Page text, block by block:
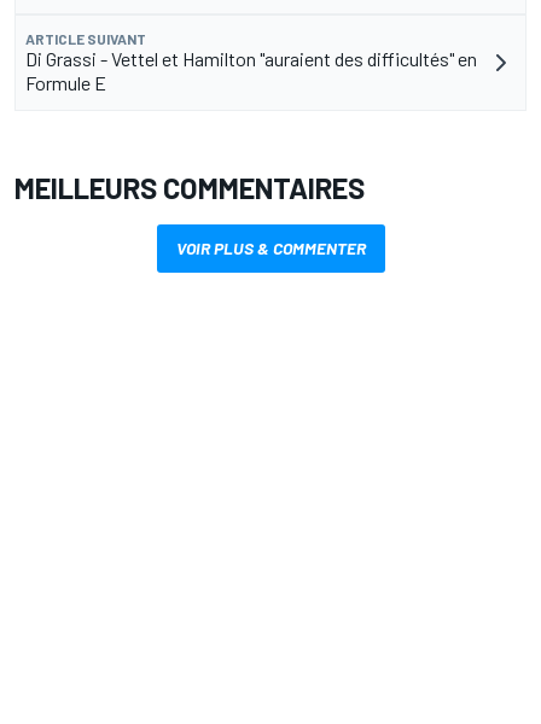
ARTICLE SUIVANT
Di Grassi - Vettel et Hamilton "auraient des difficultés" en
Formule E
MEILLEURS COMMENTAIRES
VOIR PLUS & COMMENTER